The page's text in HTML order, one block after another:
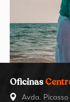
Oficinas
Avda.